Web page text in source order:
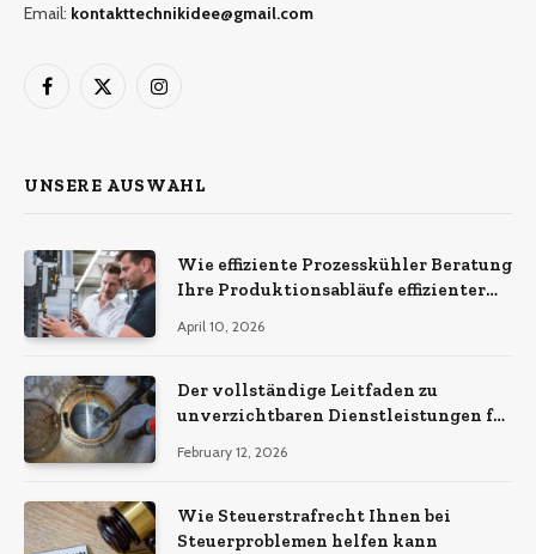
Email: kontakttechnikidee@gmail.com
Facebook
X
Instagram
UNSERE AUSWAHL
Wie effiziente Prozesskühler Beratung
Ihre Produktionsabläufe effizienter
April 10, 2026
Der vollständige Leitfaden zu
unverzichtbaren Dienstleistungen für
Gewerbeimmobilie
February 12, 2026
Wie Steuerstrafrecht Ihnen bei
Steuerproblemen helfen kann